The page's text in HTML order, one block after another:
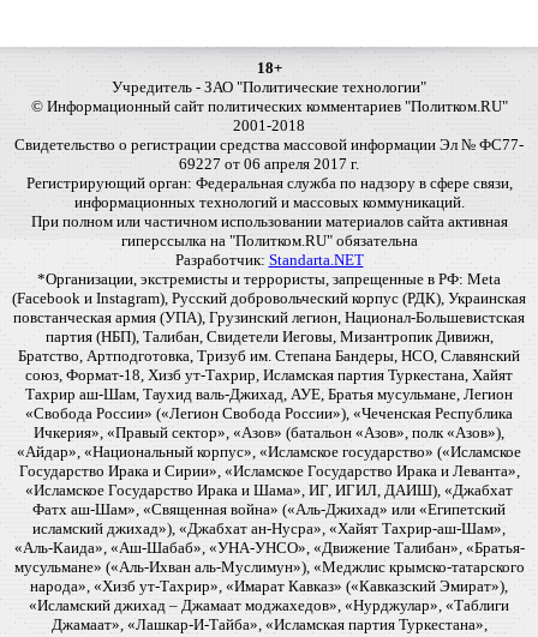
18+
Учредитель - ЗАО "Политические технологии"
© Информационный сайт политических комментариев "Политком.RU"
2001-2018
Свидетельство о регистрации средства массовой информации Эл № ФС77-
69227 от 06 апреля 2017 г.
Регистрирующий орган: Федеральная служба по надзору в сфере связи,
информационных технологий и массовых коммуникаций.
При полном или частичном использовании материалов сайта активная
гиперссылка на "Политком.RU" обязательна
Разработчик: Standarta.NET
*Организации, экстремисты и террористы, запрещенные в РФ: Meta
(Facebook и Instagram), Русский добровольческий корпус (РДК), Украинская
повстанческая армия (УПА), Грузинский легион, Национал-Большевистская
партия (НБП), Талибан, Свидетели Иеговы, Мизантропик Дивижн,
Братство, Артподготовка, Тризуб им. Степана Бандеры, НСО, Славянский
союз, Формат-18, Хизб ут-Тахрир, Исламская партия Туркестана, Хайят
Тахрир аш-Шам, Таухид валь-Джихад, АУЕ, Братья мусульмане, Легион
«Свобода России» («Легион Свобода России»), «Чеченская Республика
Ичкерия», «Правый сектор», «Азов» (батальон «Азов», полк «Азов»),
«Айдар», «Национальный корпус», «Исламское государство» («Исламское
Государство Ирака и Сирии», «Исламское Государство Ирака и Леванта»,
«Исламское Государство Ирака и Шама», ИГ, ИГИЛ, ДАИШ), «Джабхат
Фатх аш-Шам», «Священная война» («Аль-Джихад» или «Египетский
исламский джихад»), «Джабхат ан-Нусра», «Хайят Тахрир-аш-Шам»,
«Аль-Каида», «Аш-Шабаб», «УНА-УНСО», «Движение Талибан», «Братья-
мусульмане» («Аль-Ихван аль-Муслимун»), «Меджлис крымско-татарского
народа», «Хизб ут-Тахрир», «Имарат Кавказ» («Кавказский Эмират»),
«Исламский джихад – Джамаат моджахедов», «Нурджулар», «Таблиги
Джамаат», «Лашкар-И-Тайба», «Исламская партия Туркестана»,